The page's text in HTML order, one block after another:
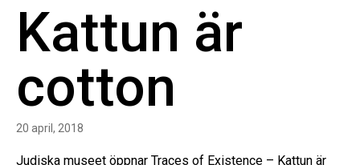
Kattun är
cotton
20 april, 2018
Judiska museet öppnar Traces of Existence – Kattun är